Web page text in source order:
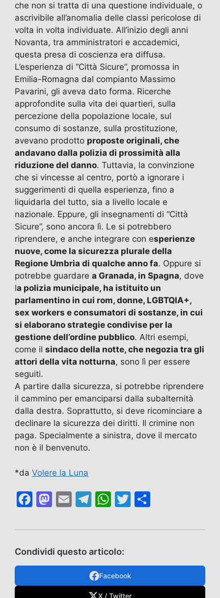
che non si tratta di una questione individuale, o
ascrivibile all’anomalia delle classi pericolose di
volta in volta individuate. All’inizio degli anni
Novanta, tra amministratori e accademici,
questa presa di coscienza era diffusa.
L’esperienza di “Città Sicure”, promossa in
Emilia-Romagna dal compianto Massimo
Pavarini, gli aveva dato forma. Ricerche
approfondite sulla vita dei quartieri, sulla
percezione della popolazione locale, sul
consumo di sostanze, sulla prostituzione,
avevano prodotto proposte originali, che
andavano dalla polizia di prossimità alla
riduzione del danno. Tuttavia, la convinzione
che si vincesse al centro, portò a ignorare i
suggerimenti di quella esperienza, fino a
liquidarla del tutto, sia a livello locale e
nazionale. Eppure, gli insegnamenti di “Città
Sicure”, sono ancora lì. Le si potrebbero
riprendere, e anche integrare con esperienze
nuove, come la sicurezza plurale della
Regione Umbria di qualche anno fa. Oppure si
potrebbe guardare a Granada, in Spagna, dove
la polizia municipale, ha istituito un
parlamentino in cui rom, donne, LGBTQIA+,
sex workers e consumatori di sostanze, in cui
si elaborano strategie condivise per la
gestione dell’ordine pubblico. Altri esempi,
come il sindaco della notte, che negozia tra gli
attori della vita notturna, sono lì per essere
seguiti.
A partire dalla sicurezza, si potrebbe riprendere
il cammino per emanciparsi dalla subalternità
dalla destra. Soprattutto, si deve ricominciare a
declinare la sicurezza dei diritti. Il crimine non
paga. Specialmente a sinistra, dove il mercato
non è il benvenuto.
*da Volere la Luna
F
c
e
b
M
st
o
d
E
ai
l
T
e
gr
a
m
W
at
s
A
p
p
T
itt n
vi
Condividi questo articolo:
Facebook
X / Twitter